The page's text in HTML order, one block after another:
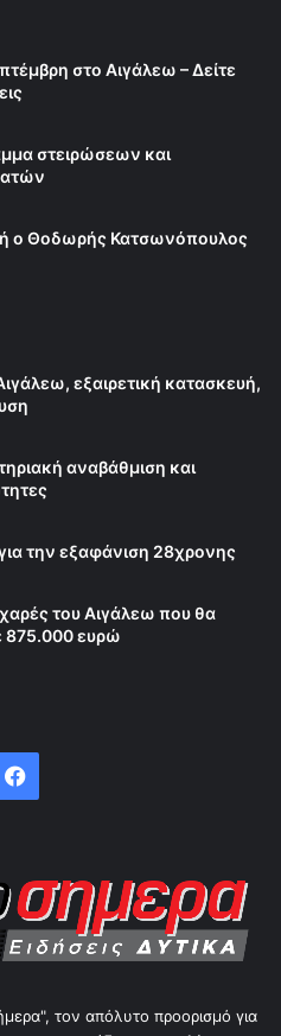
στο Αιγάλεω – Δείτε
στειρώσεων και
ο Θοδωρής Κατσωνόπουλος
εξαιρετική κατασκευή,
αναβάθμιση και
την εξαφάνιση 28χρονης
χαρές του Αιγάλεω που θα
875.000 ευρώ
Facebook
τον απόλυτο προορισμό για